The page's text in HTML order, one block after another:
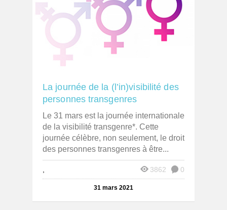
La journée de la (l’in)visibilité des
personnes transgenres
Le 31 mars est la journée internationale
de la visibilité transgenre*. Cette
journée célèbre, non seulement, le droit
des personnes transgenres à être...
0
3862
31 mars 2021